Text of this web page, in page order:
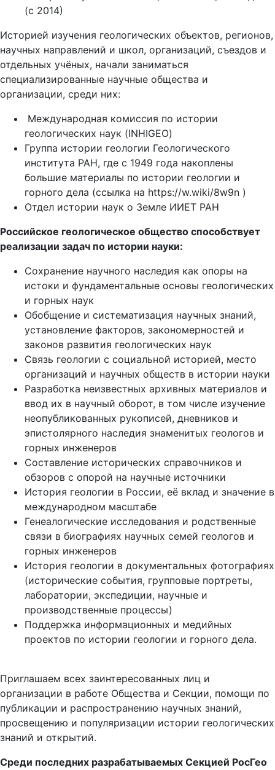
(с 2014)
Историей изучения геологических объектов, регионов,
научных направлений и школ, организаций, съездов и
отдельных учёных, начали заниматься
специализированные научные общества и
организации, среди них:
Международная комиссия по истории
геологических наук (INHIGEO)
Группа истории геологии Геологического
института РАН, где с 1949 года накоплены
большие материалы по истории геологии и
горного дела (ссылка на https://w.wiki/8w9n )
Отдел истории наук о Земле ИИЕТ РАН
Российское геологическое общество способствует
реализации задач по истории науки:
Сохранение научного наследия как опоры на
истоки и фундаментальные основы геологических
и горных наук
Обобщение и систематизация научных знаний,
установление факторов, закономерностей и
законов развития геологических наук
Связь геологии с социальной историей, место
организаций и научных обществ в истории науки
Разработка неизвестных архивных материалов и
ввод их в научный оборот, в том числе изучение
неопубликованных рукописей, дневников и
эпистолярного наследия знаменитых геологов и
горных инженеров
Составление исторических справочников и
обзоров с опорой на научные источники
История геологии в России, её вклад и значение в
международном масштабе
Генеалогические исследования и родственные
связи в биографиях научных семей геологов и
горных инженеров
История геологии в документальных фотографиях
(исторические события, групповые портреты,
лаборатории, экспедиции, научные и
производственные процессы)
Поддержка информационных и медийных
проектов по истории геологии и горного дела.
Приглашаем всех заинтересованных лиц и
организации в работе Общества и Секции, помощи по
публикации и распространению научных знаний,
просвещению и популяризации истории геологических
знаний и открытий.
Среди последних разрабатываемых Секцией РосГео